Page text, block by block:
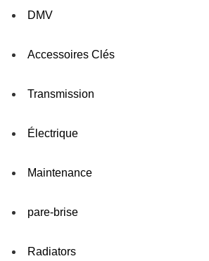
DMV
Accessoires Clés
Transmission
Électrique
Maintenance
pare-brise
Radiators